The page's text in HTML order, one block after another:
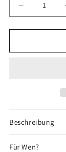
Verringere
die
Menge
NO.
Beschreibung
Für Wen?